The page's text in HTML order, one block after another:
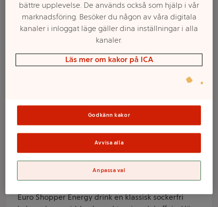
Energidryck tradit
Energy Sugar free
50cl Euro Shopper
Euro Shopper
Produktinformation
Euro Shopper Energy drink en klassisk sockerfri
Sortimentet kan variera mellan butikerna
bättre upplevelse. De används också som hjälp i vår
marknadsföring. Besöker du någon av våra digitala
kanaler i inloggat läge gäller dina inställningar i alla
kanaler.
Läs mer om kakor på ICA
Godkänn kakor
Avvisa alla
Anpassa val